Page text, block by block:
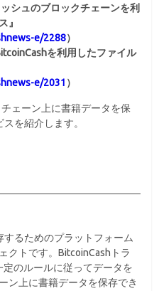
シュのブロックチェーンを利
』
e/2288）
を利用したファイル
e/2031 ）
ェーン上に書籍データを保
を紹介します。
るためのプラットフォーム
クトです。BitcoinCashトラ
定のルールに従ってデータを
ン上に書籍データを保存でき